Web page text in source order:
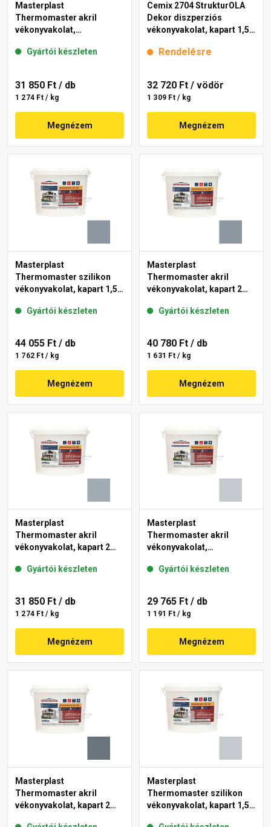
Masterplast
Thermomaster akril
vékonyvakolat,
50-E 25 kg
Gyártói készleten
31 850 Ft / db
1 274 Ft / kg
Megnézem
Cemix 2704 StrukturOLA
Dekor diszperziós
vékonyvakolat, kapart 1,5
Rendelésre
32 720 Ft / vödör
1 309 Ft / kg
Megnézem
Masterplast
Thermomaster szilikon
vékonyvakolat, kapart 1,5
Gyártói készleten
44 055 Ft / db
1 762 Ft / kg
Megnézem
Masterplast
Thermomaster akril
vékonyvakolat, kapart 2
Gyártói készleten
40 780 Ft / db
1 631 Ft / kg
Megnézem
Masterplast
Thermomaster akril
vékonyvakolat, kapart 2
Gyártói készleten
31 850 Ft / db
1 274 Ft / kg
Megnézem
Masterplast
Thermomaster akril
vékonyvakolat,
50-F 25 kg
Gyártói készleten
29 765 Ft / db
1 191 Ft / kg
Megnézem
Masterplast
Thermomaster akril
vékonyvakolat, kapart 2
Masterplast
Thermomaster szilikon
vékonyvakolat, kapart 1,5